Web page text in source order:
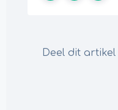
Deel dit artikel